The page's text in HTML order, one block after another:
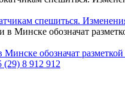
спешиться.
обозначат разметкой
(29) 8 912 912